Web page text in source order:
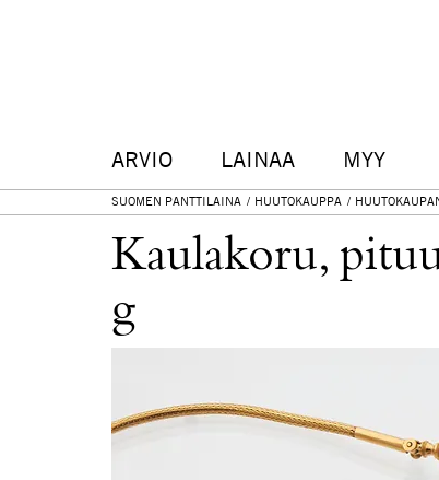
ARVIO LAINAA MYY
SUOMEN PANTTILAINA HUUTOKAUPPA
Kaulakoru,
g